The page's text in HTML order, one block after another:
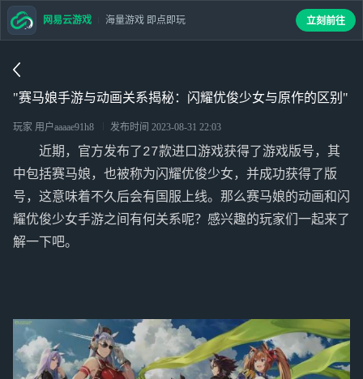
"赛马娘手游与动画关系揭秘：闪耀优俊少女与原作的区别"
玩家 用户aaaae91h8 发布时间 2023-08-31 22:03
近期，官方发布了27款进口游戏获得了游戏版号，其
中包括赛马娘，也被称为闪耀优俊少女，并成功获得了版
号，这意味着不久后会有国服上线。那么赛马娘的动画和闪
耀优俊少女手游之间有何关系呢？感兴趣的玩家们一起来了
解一下吧。
网易云游戏 海量游戏 即点即玩 立刻前往